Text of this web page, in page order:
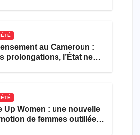
au Cameroun :
prolongations, l’État ne
Up Women : une nouvelle
de femmes outillées